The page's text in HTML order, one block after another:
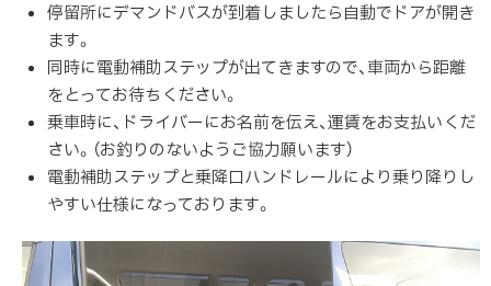
停留所にデマンドバスが到着しましたら自動でドアが開き
ます。
同時に電動補助ステップが出てきますので、車両から距離
をとってお待ちください。
乗車時に、ドライバーにお名前を伝え、運賃をお支払いくだ
さい。（お釣りのないようご協力願います）
電動補助ステップと乗降口ハンドレールにより乗り降りし
やすい仕様になっております。